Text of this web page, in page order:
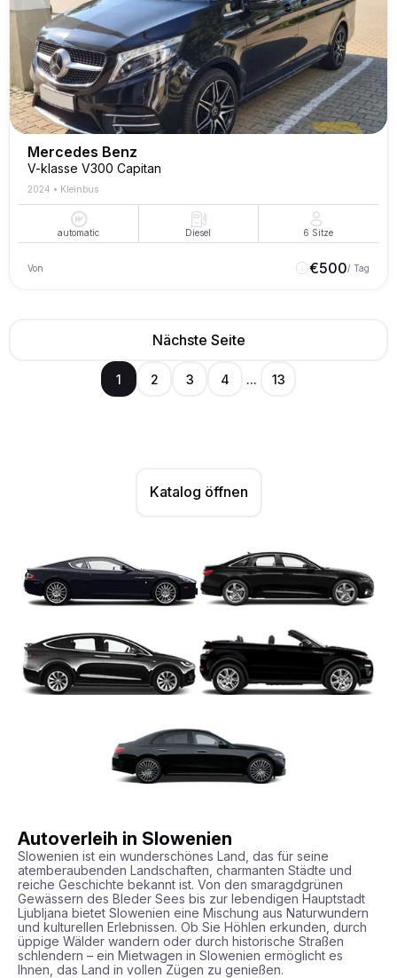
Mercedes Benz
V-klasse V300 Capitan
2024 • Kleinbus
automatic Diesel 6 Sitze
Von €500/ Tag
Nächste Seite
1 2 3 4 ... 13
Katalog öffnen
Autoverleih in Slowenien
Slowenien ist ein wunderschönes Land, das für seine
atemberaubenden Landschaften, charmanten Städte und
reiche Geschichte bekannt ist. Von den smaragdgrünen
Gewässern des Bleder Sees bis zur lebendigen Hauptstadt
Ljubljana bietet Slowenien eine Mischung aus Naturwundern
und kulturellen Erlebnissen. Ob Sie Höhlen erkunden, durch
üppige Wälder wandern oder durch historische Straßen
schlendern – ein Mietwagen in Slowenien ermöglicht es
Ihnen, das Land in vollen Zügen zu genießen.